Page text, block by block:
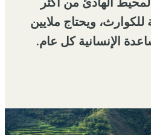
ويحتاج ملايين
الإنسانية كل عام.